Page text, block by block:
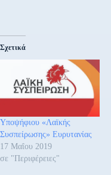
Σχετικά
Υποψήφιου «Λαϊκής
Συσπείρωσης» Ευρυτανίας
17 Μαΐου 2019
σε "Περιφέρειες"